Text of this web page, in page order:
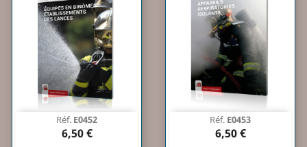
Réf. E0452
6,50 €
Réf. E0453
6,50 €